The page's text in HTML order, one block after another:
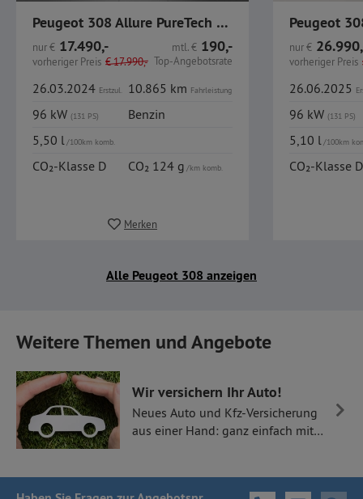
Peugeot 308 Allure PureTech 130 Navi LED Kamera
nur€ 17.490,-
vorheriger Preis €17.990,-
mtl.€ 190,-
Top-Angebotsrate
26.03.2024 Erstzul. 10.865 km Fahrleistung
96 kW (131 PS)
Benzin
5,50 l/100km komb.
CO₂-Klasse D CO₂ 124 g/km komb.
Merken
nur€
vorheriger Preis
26.06.2025
96 kW (131 PS)
5,10 l/100km
CO₂-Klasse D
Alle Peugeot 308 anzeigen
Weitere Themen und Angebote
Wir versichern Ihr Auto!
Neues Auto und Kfz-Versicherung
aus einer Hand: ganz einfach mit